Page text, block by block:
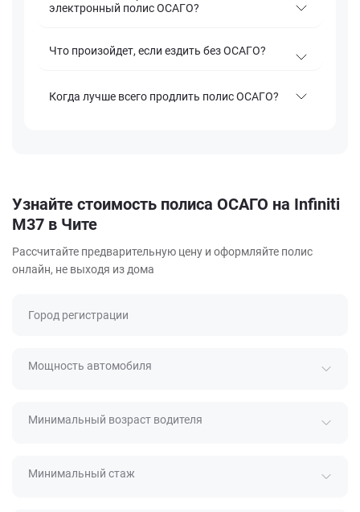
электронный полис ОСАГО?
Что произойдет, если ездить без ОСАГО?
Когда лучше всего продлить полис ОСАГО?
Узнайте стоимость полиса ОСАГО на Infiniti
M37 в Чите
Рассчитайте предварительную цену и оформляйте полис
онлайн, не выходя из дома
Город регистрации
Мощность автомобиля
Минимальный возраст водителя
Минимальный стаж